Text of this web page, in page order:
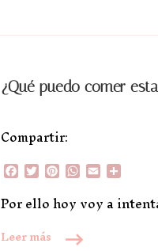
¿Qué puedo comer
Compartir:
Facebook
Twitter
Pinterest
WhatsApp
Email
Por ello hoy voy a
Leer más